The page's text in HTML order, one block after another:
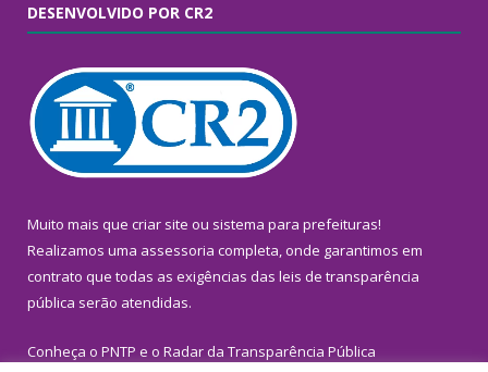
DESENVOLVIDO POR CR2
Muito mais que criar site ou sistema para prefeituras!
Realizamos uma assessoria completa, onde garantimos em
contrato que todas as exigências das leis de transparência
pública serão atendidas.
Conheça o PNTP e o Radar da Transparência Pública